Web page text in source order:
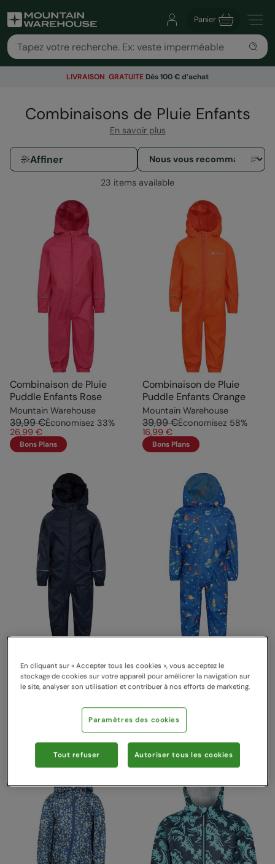
Panier
LIVRAISON GRATUITE Dès 100 € d’achat
Combinaisons de Pluie Enfants
En savoir plus
Affiner
23 items available
Combinaison de Pluie
Puddle Enfants Rose
Mountain Warehouse
39,99 €Économisez 33%
26,99 €
Bons Plans
Combinaison de Pluie
Puddle Enfants Orange
Mountain Warehouse
39,99 €Économisez 58%
16,99 €
Bons Plans
Puddle Enfants Bleu
Mountain Warehouse
pour tout-petits Bleu
Espace
49,99 €Économisez
26,99 €
Bons Plans
En cliquant sur « Accepter tous les cookies », vous acceptez le
stockage de cookies sur votre appareil pour améliorer la navigation sur
le site, analyser son utilisation et contribuer à nos efforts de marketing.
Paramètres des cookies
Tout refuser Autoriser tous les cookies